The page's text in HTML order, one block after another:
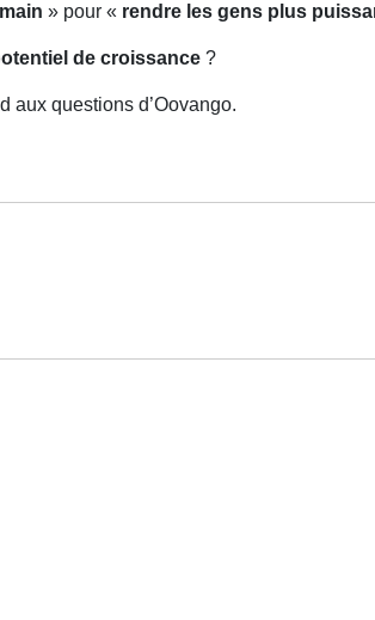
» pour « rendre les gens plus
de croissance ?
aux questions d’Oovango.